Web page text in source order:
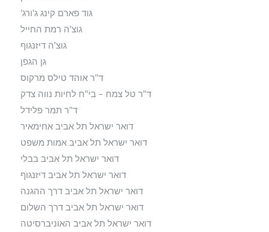
גוד פארם קינג ג'ורג'
גוצ'ה רמת החייל
גוצ’ה דיזנגוף
גן הגפן
ד"ר אוהד טילס מרקוס
ד"ר טל צמח – בי"ח לחיות נווה צדק
ד"ר תמר פלידל
דואר ישראל תל אביב אחימאיר
דואר ישראל תל אביב אמות משפט
דואר ישראל תל אביב בבלי
דואר ישראל תל אביב דיזנגוף
דואר ישראל תל אביב דרך ההגנה
דואר ישראל תל אביב דרך השלום
דואר ישראל תל אביב האוניברסיטה